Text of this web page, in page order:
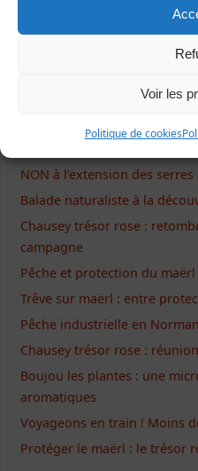
Voir les
Politique de cookies
Articles récents
NON à l’extension des
Balade naturaliste à la
Chausey trésor rose :
campagne
Pêche et protection du
Trêve sur maërl : entre
Pêche industrielle en
Chausey trésor rose :
Boujou les plantes : une
aromatiques
Voyageons en train ! Moins
Protéger le maërl : le trésor